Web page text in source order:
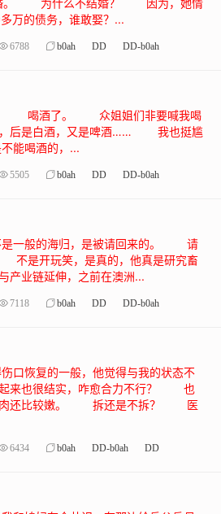
。 为什么不结婚？ 因为，她情
万的债务，谁敢娶？...
6788 b0ah DD DD-b0ah
酒了。 众姐姐们非要喊我喝
，后是白酒，又是啤酒…… 我也挺尴
能喝酒的，...
5505 b0ah DD DD-b0ah
般的海归，是被请回来的。 请
开玩笑，是真的，他真是研究畜
产业链延伸，之前在澳洲...
7118 b0ah DD DD-b0ah
复的一般，他觉得与我的状态不
起来也很结实，咋愈合力不行？ 也
说肉还比较嫩。 拆还是不拆？ 医
6434 b0ah DD-b0ah DD